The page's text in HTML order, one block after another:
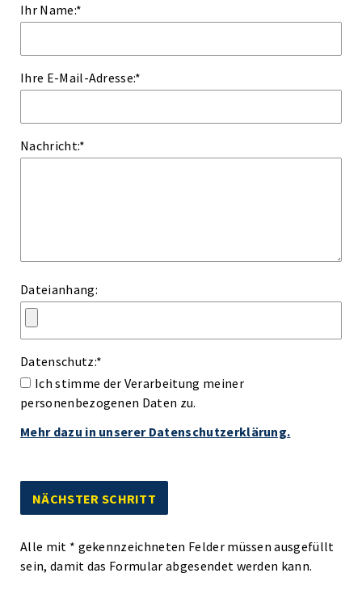
Ihr Name:*
Ihre E-Mail-Adresse:*
Nachricht:*
Dateianhang:
Datenschutz:*
Ich stimme der Verarbeitung meiner
personenbezogenen Daten zu.
Mehr dazu in unserer Datenschutzerklärung.
Alle mit * gekennzeichneten Felder müssen ausgefüllt
sein, damit das Formular abgesendet werden kann.